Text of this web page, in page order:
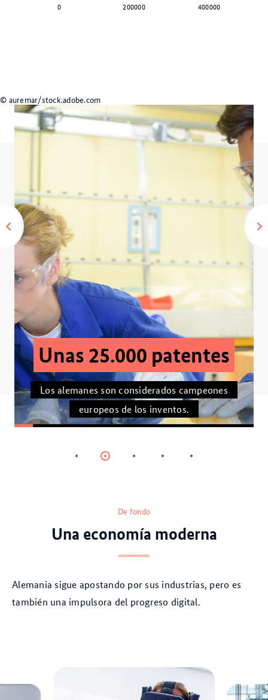
0 200000 400000
© auremar/stock.adobe.com
Unas 25.000 patentes
Los alemanes son considerados campeones
europeos de los inventos.
De fondo
Una economía moderna
Alemania sigue apostando por sus industrias, pero es
también una impulsora del progreso digital.